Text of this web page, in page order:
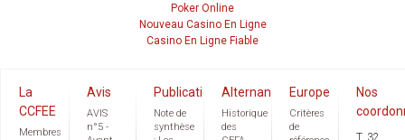
Poker Online
Nouveau Casino En Ligne
Casino En Ligne Fiable
La
CCFEE
Membres
Avis
AVIS
n°5 -
Publications
Note de
synthèse
Alternance
Historique
des
Europe
Critères
de
Nos
T. 32